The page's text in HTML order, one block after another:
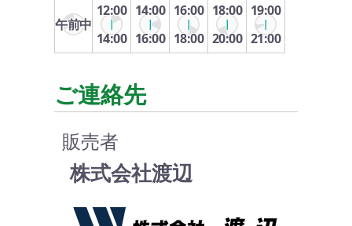
午前中
12:00
14:00
14:00
16:00
16:00
18:00
18:00
20:00
19:00
21:00
ご連絡先
販売者
株式会社渡辺